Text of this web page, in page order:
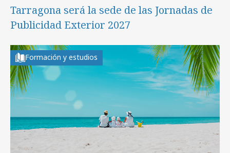
Tarragona será la sede de las Jornadas de
Publicidad Exterior 2027
Formación y estudios